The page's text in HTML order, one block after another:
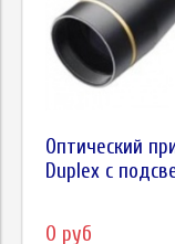
Оптический
Duplex c
0 руб